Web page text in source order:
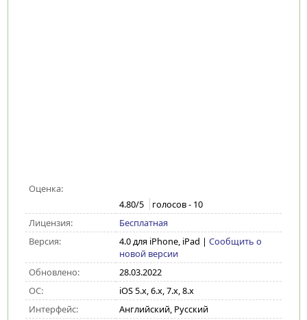
Оценка:
4.80/5 голосов - 10
Лицензия:
Бесплатная
Версия:
4.0 для iPhone, iPad | Сообщить о
новой версии
Обновлено:
28.03.2022
ОС:
iOS 5.x, 6.x, 7.x, 8.x
Интерфейс:
Английский, Русский